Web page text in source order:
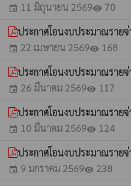
event 11 มิถุนายน 2569visibility 70
ประกาศโอนงบประมาณราย
event 22 เมษายน 2569visibility 168
ประกาศโอนงบประมาณราย
event 26 มีนาคม 2569visibility 117
ประกาศโอนงบประมาณราย
event 10 มีนาคม 2569visibility 124
ประกาศโอนงบประมาณราย
event 9 มกราคม 2569visibility 238